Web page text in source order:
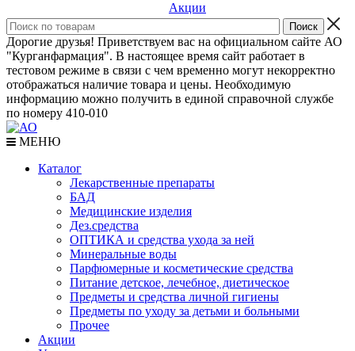
Акции
Дорогие друзья! Приветствуем вас на официальном сайте АО
"Курганфармация". В настоящее время сайт работает в
тестовом режиме в связи с чем временно могут некорректно
отображаться наличие товара и цены. Необходимую
информацию можно получить в единой справочной службе
по номеру 410-010
МЕНЮ
Каталог
Лекарственные препараты
БАД
Медицинские изделия
Дез.средства
ОПТИКА и средства ухода за ней
Минеральные воды
Парфюмерные и косметические средства
Питание детское, лечебное, диетическое
Предметы и средства личной гигиены
Предметы по уходу за детьми и больными
Прочее
Акции